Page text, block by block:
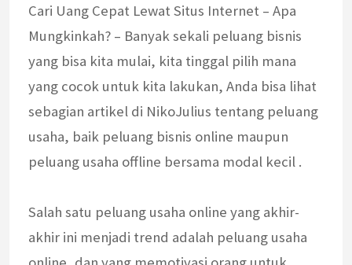
Cari Uang Cepat Lewat Situs Internet – Apa
Mungkinkah? – Banyak sekali peluang bisnis
yang bisa kita mulai, kita tinggal pilih mana
yang cocok untuk kita lakukan, Anda bisa lihat
sebagian artikel di NikoJulius tentang peluang
usaha, baik peluang bisnis online maupun
peluang usaha offline bersama modal kecil .
Salah satu peluang usaha online yang akhir-
akhir ini menjadi trend adalah peluang usaha